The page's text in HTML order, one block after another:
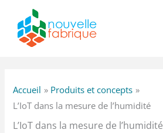
contenu
Accueil
Produits et concepts
L’IoT dans la mesure de l’humidité
L’IoT dans la mesure de l’humidité